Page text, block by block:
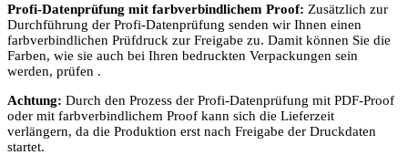
Profi-Datenprüfung mit farbverbindlichem Proof: Zusätzlich zur
Durchführung der Profi-Datenprüfung senden wir Ihnen einen
farbverbindlichen Prüfdruck zur Freigabe zu. Damit können Sie die
Farben, wie sie auch bei Ihren bedruckten Verpackungen sein
werden, prüfen .
Achtung: Durch den Prozess der Profi-Datenprüfung mit PDF-Proof
oder mit farbverbindlichem Proof kann sich die Lieferzeit
verlängern, da die Produktion erst nach Freigabe der Druckdaten
startet.